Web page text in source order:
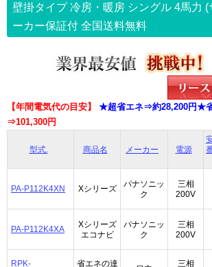
壁掛タイプ 冷房・暖房 シングル 4馬力 (
ーカー保証付 全国送料無料
【年間電気代の目安】 ★超省エネ⇒約28,200円★
⇒101,300円
型式. 商品名 メーカー 電源
PA-P112K4XN Xシリーズ
パナソニッ
ク
三相
200V
PA-P112K4XA
Xシリーズ
エコナビ
パナソニッ
ク
三相
200V
RPK-
省エネの達
三相